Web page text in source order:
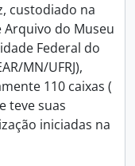
custodiado na
Arquivo do Museu
Federal do
MN/UFRJ),
110 caixas (
teve suas
iniciadas na